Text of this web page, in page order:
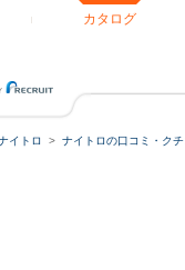
カタログ
イトロ ナイトロの口コミ・ク